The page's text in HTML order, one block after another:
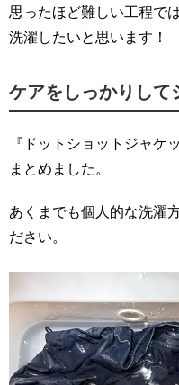
思ったほど難しい工程で
洗濯したいと思います！
ケアをしっかりし
『ドットショットジャケ
まとめました。
あくまでも個人的な洗濯
ださい。